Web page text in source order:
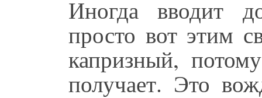
Иногда вводит
просто вот этим
капризный,
получает. Это